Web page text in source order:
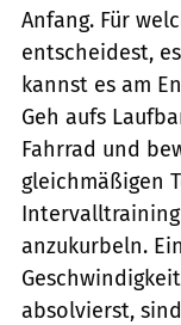
Anfang. Für
entscheidest,
kannst es am
Geh aufs
Fahrrad und
gleichmäßigen
anzukurbeln.
absolvierst,